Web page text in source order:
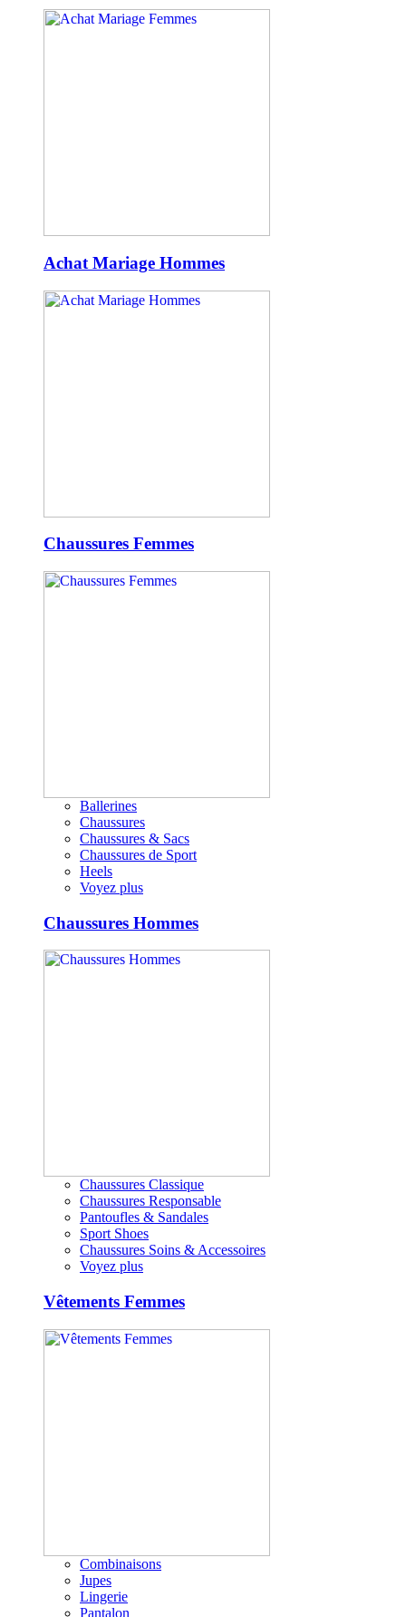
Achat Mariage Hommes
Chaussures Femmes
Ballerines
Chaussures
Chaussures & Sacs
Chaussures de Sport
Heels
Voyez plus
Chaussures Hommes
Chaussures Classique
Chaussures Responsable
Pantoufles & Sandales
Sport Shoes
Chaussures Soins & Accessoires
Voyez plus
Vêtements Femmes
Combinaisons
Jupes
Lingerie
Pantalon